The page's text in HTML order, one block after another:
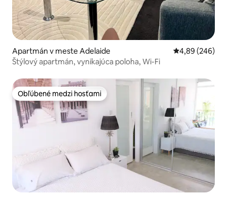
Apartmán v meste Adelaide Priemerné
4,89 (246)
Štýlový apartmán, vynikajúca poloha, Wi-Fi
Obľúbené medzi hosťami
Obľúbené medzi hosťami